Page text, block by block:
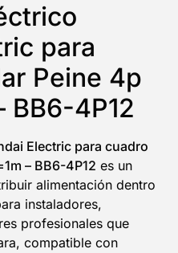
para
Peine 4p
BB6-4P12
Electric para cuadro
– BB6-4P12 es un
alimentación dentro
instaladores,
profesionales que
compatible con